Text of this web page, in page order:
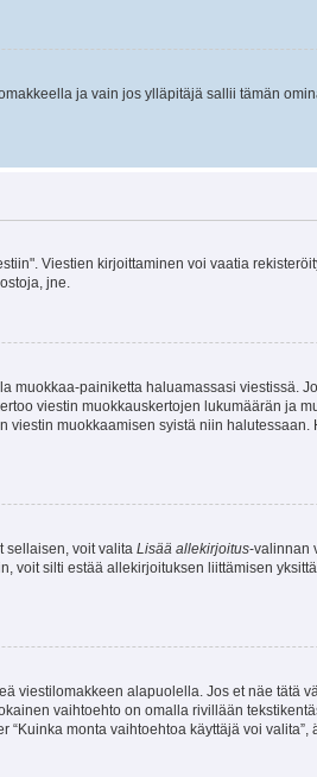
ja vain jos ylläpitäjä sallii tämän
Viestien kirjoittaminen voi vaatia
jne.
painiketta haluamassasi viestissä.
viestin muokkauskertojen lukumäärän ja
muokkaamisen syistä niin
sellaisen, voit valita Lisää allekirjoitus-valinnan
voit silti estää allekirjoituksen liittämisen
viestilomakkeen alapuolella. Jos et näe tätä
vaihtoehto on omalla rivillään
monta vaihtoehtoa käyttäjä voi